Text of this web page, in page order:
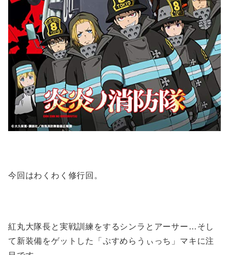
今回はわくわく修行回。
紅丸大隊長と実戦訓練をするシンラとアーサー…そし
て新装備をゲットした「ぷすめらうぃっち」マキに注